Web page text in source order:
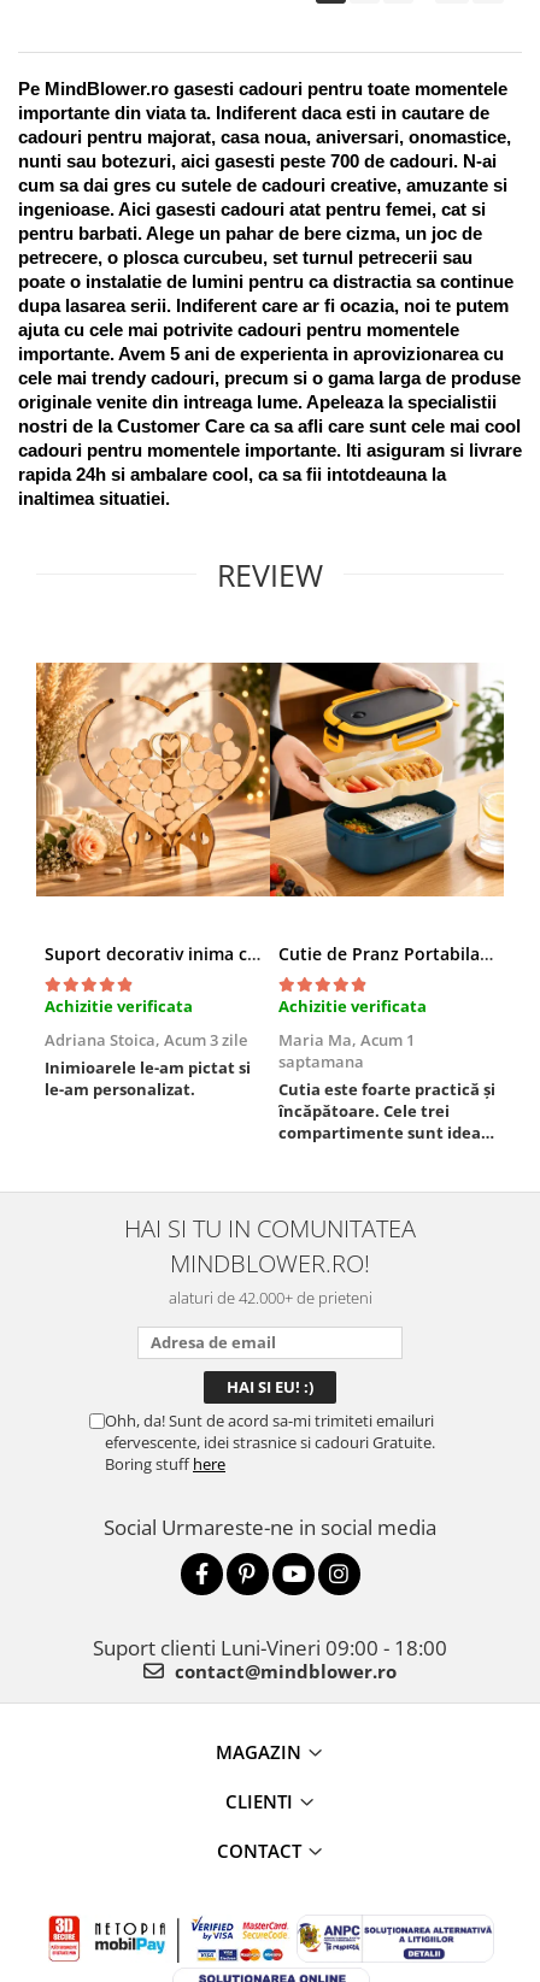
Pe MindBlower.ro gasesti cadouri pentru toate momentele
importante din viata ta. Indiferent daca esti in cautare de
cadouri pentru majorat, casa noua, aniversari, onomastice,
nunti sau botezuri, aici gasesti peste 700 de cadouri. N-ai
cum sa dai gres cu sutele de cadouri creative, amuzante si
ingenioase. Aici gasesti cadouri atat pentru femei, cat si
pentru barbati. Alege un pahar de bere cizma, un joc de
petrecere, o plosca curcubeu, set turnul petrecerii sau
poate o instalatie de lumini pentru ca distractia sa continue
dupa lasarea serii. Indiferent care ar fi ocazia, noi te putem
ajuta cu cele mai potrivite cadouri pentru momentele
importante. Avem 5 ani de experienta in aprovizionarea cu
cele mai trendy cadouri, precum si o gama larga de produse
originale venite din intreaga lume. Apeleaza la specialistii
nostri de la Customer Care ca sa afli care sunt cele mai cool
cadouri pentru momentele importante. Iti asiguram si livrare
rapida 24h si ambalare cool, ca sa fii intotdeauna la
inaltimea situatiei.
REVIEW
Suport decorativ inima cu mesaje, Cadou cu suflet
Achizitie verificata
Adriana Stoica, Acum 3 zile
Inimioarele le-am pictat si
le-am personalizat.
Cutie de Pranz Portabila cu Compartimente
Achizitie verificata
Maria Ma, Acum 1
saptamana
Cutia este foarte practică și
încăpătoare. Cele trei
compartimente sunt ideale
este sigură, fără scurgeri. O
folosesc aproape zilnic la
serviciu și sunt foarte
mulțumită.
HAI SI TU IN COMUNITATEA
MINDBLOWER.RO!
alaturi de 42.000+ de prieteni
Ohh, da! Sunt de acord sa-mi trimiteti emailuri
efervescente, idei strasnice si cadouri Gratuite.
Boring stuffhere
Social Urmareste-ne in social media
Suport clienti Luni-Vineri 09:00 - 18:00
contact@mindblower.ro
MAGAZIN
CLIENTI
CONTACT